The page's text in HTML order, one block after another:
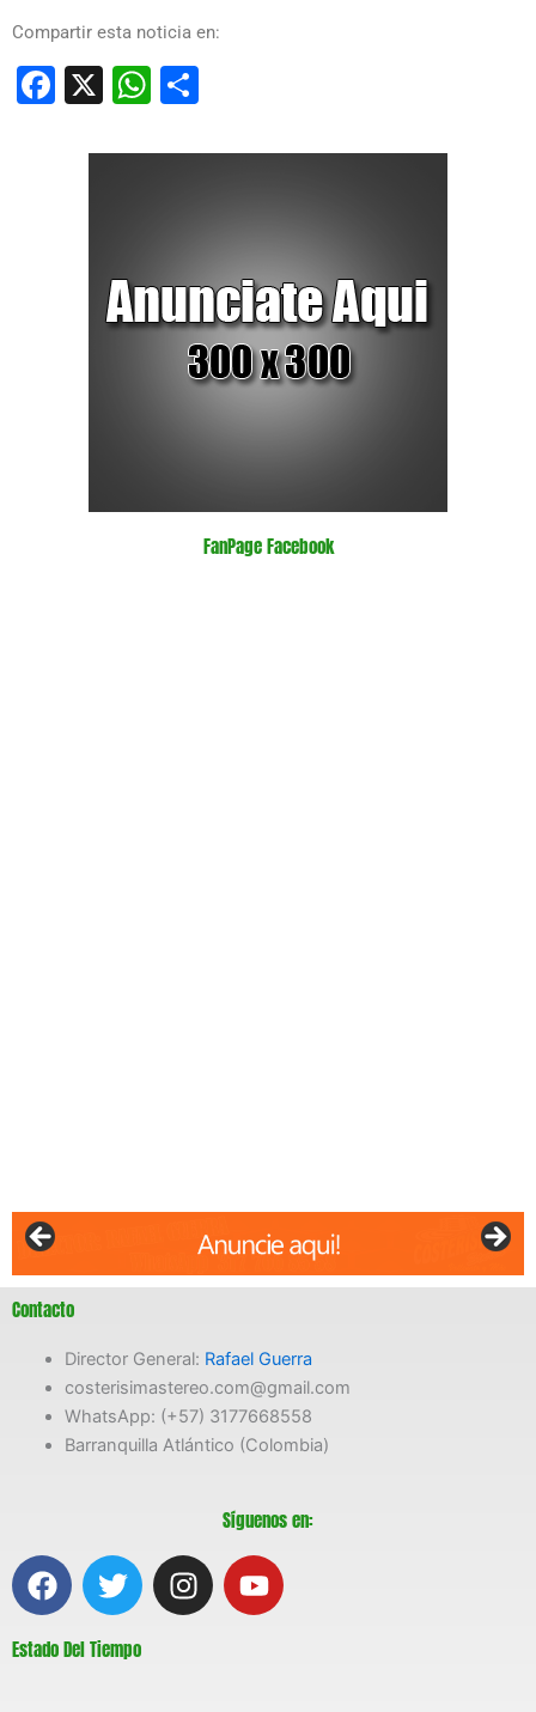
Compartir esta noticia en:
Facebook
X WhatsApp
FanPage Facebook
Contacto
Director General: Rafael Guerra
costerisimastereo.com@gmail.com
WhatsApp: (+57) 3177668558
Barranquilla Atlántico (Colombia)
Síguenos en:
F
a
e
T
w
t
I
n
Y
o
Estado Del Tiempo